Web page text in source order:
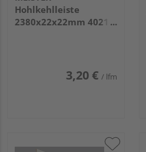
Hohlkehlleiste
2380x22x22mm 4021
3,20 € / lfm